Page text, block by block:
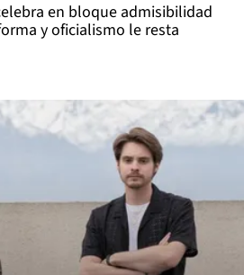
en bloque admisibilidad
y oficialismo le resta